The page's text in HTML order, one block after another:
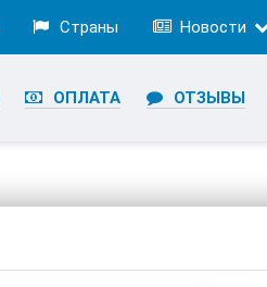
Страны Новости
ОПЛАТА ОТЗЫВЫ